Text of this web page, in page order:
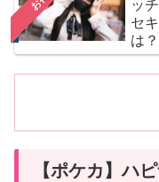
ッ
セ
は？
【ポケカ】ハ